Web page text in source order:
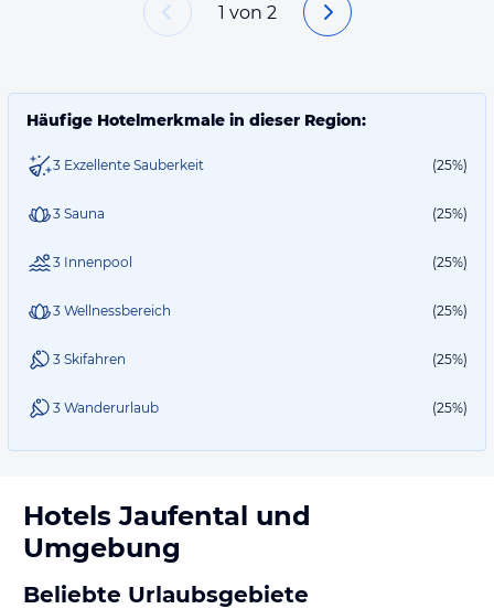
1 von 2
Häufige Hotelmerkmale in dieser Region:
3 Exzellente Sauberkeit (25%)
3 Sauna (25%)
3 Innenpool (25%)
3 Wellnessbereich (25%)
3 Skifahren (25%)
3 Wanderurlaub (25%)
HotelsJaufental und
Umgebung
Beliebte Urlaubsgebiete